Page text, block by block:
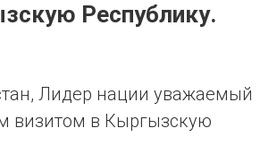
Республику.
Лидер нации уважаемый
визитом в Кыргызскую